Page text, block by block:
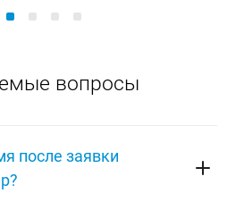
вопросы
после заявки